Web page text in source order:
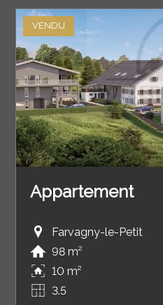
VENDU
Appartement
Farvagny-le-Petit
98 m²
10 m²
3.5